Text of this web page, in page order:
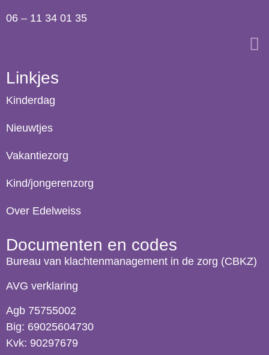
06 – 11 34 01 35
Linkjes
Kinderdag
Nieuwtjes
Vakantiezorg
Kind/jongerenzorg
Over Edelweiss
Documenten en codes
Bureau van klachtenmanagement in de zorg (CBKZ)
AVG verklaring
Agb 75755002
Big: 69025604730
Kvk: 90297679